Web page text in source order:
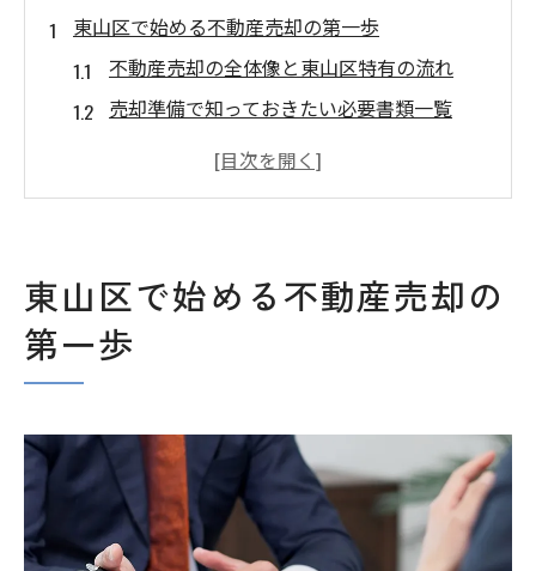
東山区で始める不動産売却の第一歩
不動産売却の全体像と東山区特有の流れ
売却準備で知っておきたい必要書類一覧
不動産売却査定の基礎知識と依頼時の注意
不動産売却を始める前に押さえたい心構え
文化財保護区域での売却時の注意点
文化財指定有無の調査と売却時の影響
東山区ならではの建築規制に注意しよう
売却手続きで必要な追加書類と確認事項
文化財保護区域内での査定ポイント解説
東山区で始める不動産売却の
第一歩